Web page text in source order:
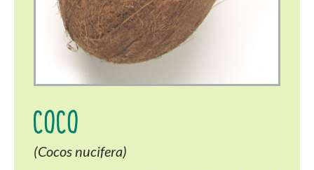
COCO
(Cocos nucifera)